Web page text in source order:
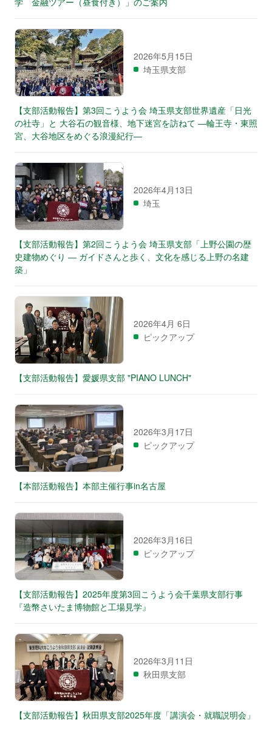
2026年5月15日
埼玉県支部
【支部活動報告】第3回こうよう会 埼玉県支部世界遺産「日光
の社寺」と 大谷石の観音様、地下迷宮を訪ねて ―輪王寺・東照
宮、大谷地区をめぐる浪漫紀行―
2026年4月13日
埼玉
【支部活動報告】第2回こうよう会 埼玉県支部「上野公園の歴
史建物めぐり ― ガイドさんと歩く、文化を感じる上野の名建
築」
2026年4月 6日
ピックアップ
【支部活動報告】愛媛県支部 "PIANO LUNCH"
2026年3月17日
ピックアップ
【本部活動報告】本部主催行事in名古屋
2026年3月16日
ピックアップ
【支部活動報告】2025年度第3回こうよう会千葉県支部行事
『造幣さいたま博物館と工場見学』
2026年3月11日
秋田県支部
【支部活動報告】秋田県支部2025年度「講演会・就職説明会」